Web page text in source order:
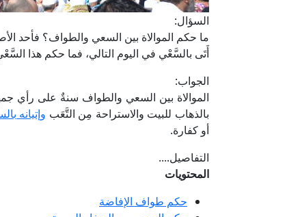
السؤال:
ما حكم الموالاة بين السعي والطواف؟ فأحد
أَتَى بالسَّعْي في اليوم التالي، فما حكم هذا
الجواب:
الموالاة بين السعي والطواف سنةٌ على رأي
بالذهاب للبيت والاستراحة مِن التَّعَب وإتيانه
أو كفارة.
التفاصيل....
المحتويات
حكم طواف الإفاضة